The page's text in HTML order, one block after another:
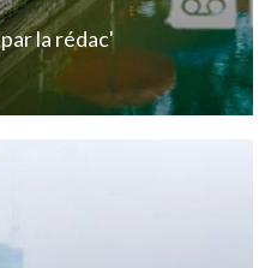
parla rédac'